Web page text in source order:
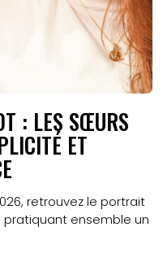
: LES SŒURS
ET
retrouvez le portrait
pratiquant ensemble un